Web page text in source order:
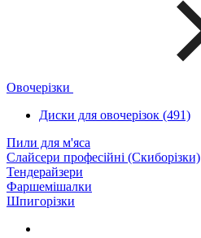
Овочерізки
Диски для овочерізок (491)
Пили для м'яса
Слайсери професійні (Скиборізки)
Тендерайзери
Фаршемішалки
Шпигорізки